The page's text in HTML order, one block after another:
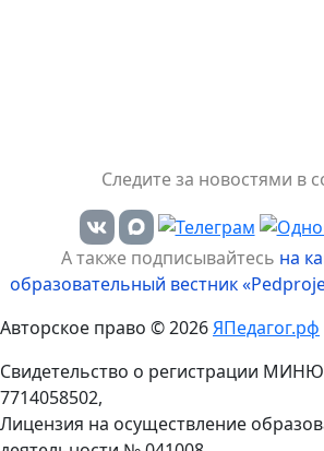
Следите за новостями в
А также подписывайтесь на
образовательный вестник
Авторское право © 2026ЯПедагог.рф
Свидетельство о регистрации
7714058502,
Лицензия на осуществление